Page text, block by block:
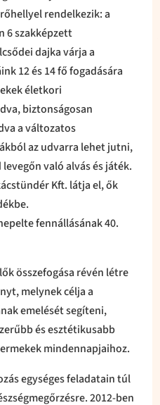
rendelkezik: a
6 szakképzett
dajka várja a
12 és 14 fő fogadására
életkori
biztonságosan
a változatos
az udvarra lehet jutni,
való alvás és játék.
Kft. látja el, ők
fennállásának 40.
összefogása révén létre
melynek célja a
emelését segíteni,
és esztétikusabb
mindennapjaihoz.
egységes feladatain túl
2012-ben